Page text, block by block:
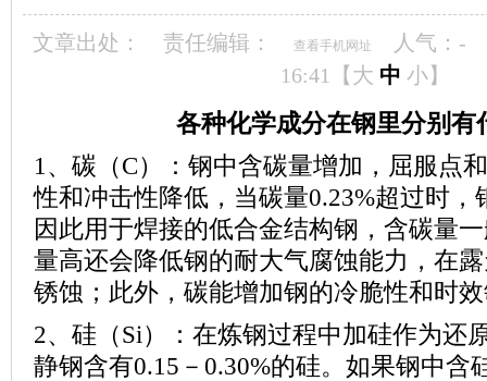
文章出处： 责任编辑： 查看手机网址 人气： -
16:41【 大 中 小】
各种化学成分在钢里分别有
1、碳（C）：钢中含碳量增加，屈服点
性和冲击性降低，当碳量0.23%超过时，
因此用于焊接的低合金结构钢，含碳量
量高还会降低钢的耐大气腐蚀能力，在
锈蚀；此外，碳能增加钢的冷脆性和时
2、硅（Si）：在炼钢过程中加硅作为还
静钢含有0.15 － 0.30%的硅。如果钢中含